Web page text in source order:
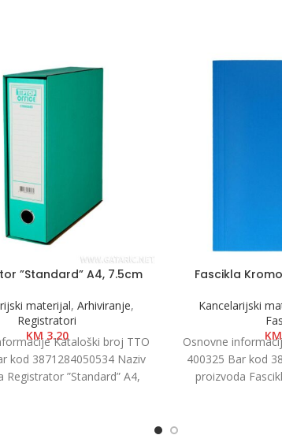
”Standard” A4, 7.5cm
materijal, Arhiviranje,
Registratori
KM3.20
Kataloški broj TTO
kod 3871284050534 Naziv
Registrator ”Standard” A4,
Fascikla
Kancelarijski
KM
Osnovne
400325 Bar kod
proizvoda